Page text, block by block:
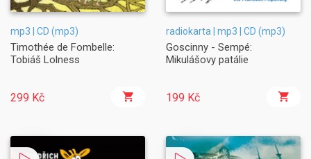
mp3 | CD (mp3)
Timothée de Fombelle:
Tobiáš Lolness
299 Kč
radiokarta | mp3 | CD (mp3)
Goscinny - Sempé:
Mikulášovy patálie
199 Kč